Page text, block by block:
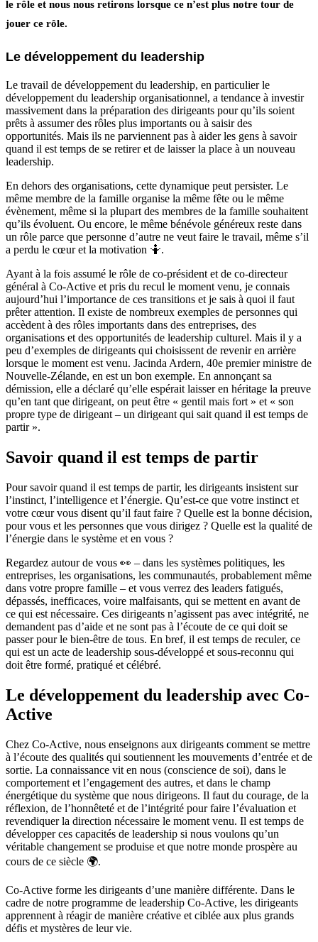
le rôle et nous nous retirons lorsque ce n’est plus notre tour de
jouer ce rôle.
Le développement du leadership
Le travail de développement du leadership, en particulier le
développement du leadership organisationnel, a tendance à investir
massivement dans la préparation des dirigeants pour qu’ils soient
prêts à assumer des rôles plus importants ou à saisir des
opportunités. Mais ils ne parviennent pas à aider les gens à savoir
quand il est temps de se retirer et de laisser la place à un nouveau
leadership.
En dehors des organisations, cette dynamique peut persister. Le
même membre de la famille organise la même fête ou le même
évènement, même si la plupart des membres de la famille souhaitent
qu’ils évoluent. Ou encore, le même bénévole généreux reste dans
un rôle parce que personne d’autre ne veut faire le travail, même s’il
a perdu le cœur et la motivation 🤷.
Ayant à la fois assumé le rôle de co-président et de co-directeur
général à Co-Active et pris du recul le moment venu, je connais
aujourd’hui l’importance de ces transitions et je sais à quoi il faut
prêter attention. Il existe de nombreux exemples de personnes qui
accèdent à des rôles importants dans des entreprises, des
organisations et des opportunités de leadership culturel. Mais il y a
peu d’exemples de dirigeants qui choisissent de revenir en arrière
lorsque le moment est venu. Jacinda Ardern, 40e premier ministre de
Nouvelle-Zélande, en est un bon exemple. En annonçant sa
démission, elle a déclaré qu’elle espérait laisser en héritage la preuve
qu’en tant que dirigeant, on peut être « gentil mais fort » et « son
propre type de dirigeant – un dirigeant qui sait quand il est temps de
partir ».
Savoir quand il est temps de partir
Pour savoir quand il est temps de partir, les dirigeants insistent sur
l’instinct, l’intelligence et l’énergie. Qu’est-ce que votre instinct et
votre cœur vous disent qu’il faut faire ? Quelle est la bonne décision,
pour vous et les personnes que vous dirigez ? Quelle est la qualité de
l’énergie dans le système et en vous ?
Regardez autour de vous 👀 – dans les systèmes politiques, les
entreprises, les organisations, les communautés, probablement même
dans votre propre famille – et vous verrez des leaders fatigués,
dépassés, inefficaces, voire malfaisants, qui se mettent en avant de
ce qui est nécessaire. Ces dirigeants n’agissent pas avec intégrité, ne
demandent pas d’aide et ne sont pas à l’écoute de ce qui doit se
passer pour le bien-être de tous. En bref, il est temps de reculer, ce
qui est un acte de leadership sous-développé et sous-reconnu qui
doit être formé, pratiqué et célébré.
Le développement du leadership avec Co-
Active
Chez Co-Active, nous enseignons aux dirigeants comment se mettre
à l’écoute des qualités qui soutiennent les mouvements d’entrée et de
sortie. La connaissance vit en nous (conscience de soi), dans le
comportement et l’engagement des autres, et dans le champ
énergétique du système que nous dirigeons. Il faut du courage, de la
réflexion, de l’honnêteté et de l’intégrité pour faire l’évaluation et
revendiquer la direction nécessaire le moment venu. Il est temps de
développer ces capacités de leadership si nous voulons qu’un
véritable changement se produise et que notre monde prospère au
cours de ce siècle 🌍.
Co-Active forme les dirigeants d’une manière différente. Dans le
cadre de notre programme de leadership Co-Active, les dirigeants
apprennent à réagir de manière créative et ciblée aux plus grands
défis et mystères de leur vie.